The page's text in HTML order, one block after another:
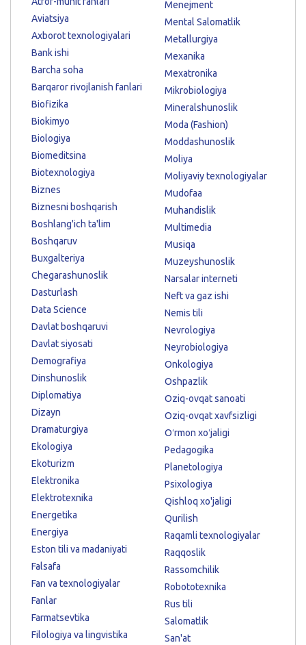
Aviatsiya
Axborot texnologiyalari
Bank ishi
Barcha soha
Barqaror rivojlanish fanlari
Biofizika
Biokimyo
Biologiya
Biomeditsina
Biotexnologiya
Biznes
Biznesni boshqarish
Boshlang'ich ta'lim
Boshqaruv
Buxgalteriya
Chegarashunoslik
Dasturlash
Data Science
Davlat boshqaruvi
Davlat siyosati
Demografiya
Dinshunoslik
Diplomatiya
Dizayn
Dramaturgiya
Ekologiya
Ekoturizm
Elektronika
Elektrotexnika
Energetika
Energiya
Eston tili va madaniyati
Falsafa
Fan va texnologiyalar
Fanlar
Farmatsevtika
Filologiya va lingvistika
Menejment
Mental Salomatlik
Metallurgiya
Mexanika
Mexatronika
Mikrobiologiya
Mineralshunoslik
Moda (Fashion)
Moddashunoslik
Moliya
Moliyaviy texnologiyalar
Mudofaa
Muhandislik
Multimedia
Musiqa
Muzeyshunoslik
Narsalar interneti
Neft va gaz ishi
Nemis tili
Nevrologiya
Neyrobiologiya
Onkologiya
Oshpazlik
Oziq-ovqat sanoati
Oziq-ovqat xavfsizligi
Oʻrmon xoʻjaligi
Pedagogika
Planetologiya
Psixologiya
Qishloq xo'jaligi
Qurilish
Raqamli texnologiyalar
Raqqoslik
Rassomchilik
Robototexnika
Rus tili
Salomatlik
San'at